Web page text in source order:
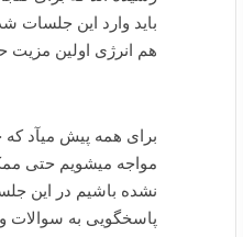
باید وارد این جلسات
هم انرژی اولین
برای همه پیش میآد که
مواجه میشویم حتی
نشده باشیم در این
پاسخگویی به سوالات